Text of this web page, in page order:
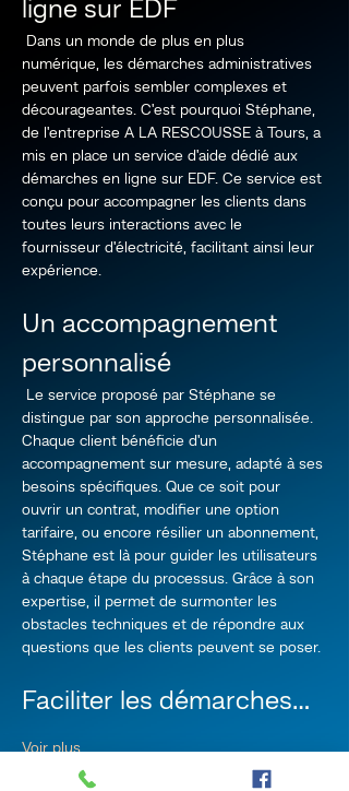
ligne sur EDF
numérique, les démarches administratives
peuvent parfois sembler complexes et
décourageantes. C'est pourquoi Stéphane,
de l'entreprise A LA RESCOUSSE à Tours, a
mis en place un service d'aide dédié aux
démarches en ligne sur EDF. Ce service est
conçu pour accompagner les clients dans
toutes leurs interactions avec le
fournisseur d'électricité, facilitant ainsi leur
expérience.
Un accompagnement
personnalisé
distingue par son approche personnalisée.
Chaque client bénéficie d'un
accompagnement sur mesure, adapté à ses
besoins spécifiques. Que ce soit pour
ouvrir un contrat, modifier une option
tarifaire, ou encore résilier un abonnement,
Stéphane est là pour guider les utilisateurs
à chaque étape du processus. Grâce à son
expertise, il permet de surmonter les
obstacles techniques et de répondre aux
questions que les clients peuvent se poser.
Faciliter les démarches…
Voir plus